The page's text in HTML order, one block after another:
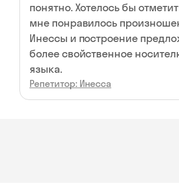
понятно. Хотелось бы
мне понравилось
Инессы и построение
более свойственное
языка.
Репетитор: Инесса